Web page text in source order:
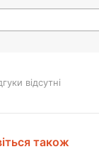
відсутні
також